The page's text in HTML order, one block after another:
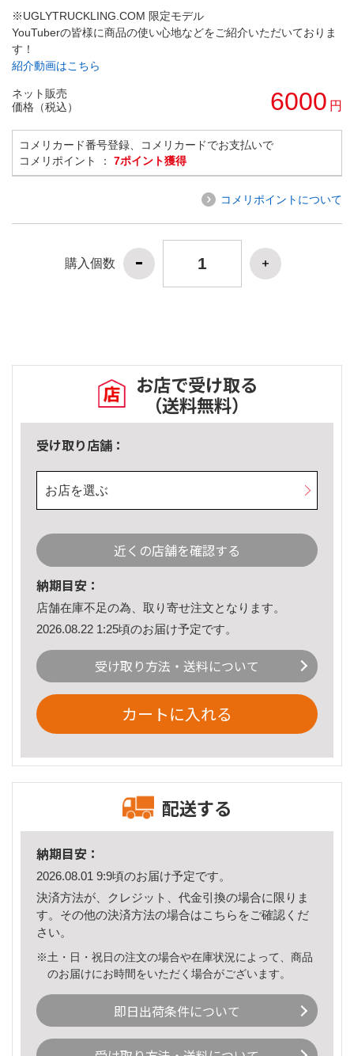
※UGLYTRUCKLING.COM 限定モデル
YouTuberの皆様に商品の使い心地などをご紹介いただいておりま
す！
紹介動画はこちら
ネット販売
価格（税込）
6000 円
コメリカード番号登録、コメリカードでお支払いで
コメリポイント ： 7ポイント獲得
コメリポイントについて
購入個数
お店で受け取る
（送料無料）
受け取り店舗：
お店を選ぶ
近くの店舗を確認する
納期目安：
店舗在庫不足の為、取り寄せ注文となります。
2026.08.22 1:25頃のお届け予定です。
受け取り方法・送料について
カートに入れる
配送する
納期目安：
2026.08.01 9:9頃のお届け予定です。
決済方法が、クレジット、代金引換の場合に限りま
す。その他の決済方法の場合はこちら をご確認くだ
さい。
※土・日・祝日の注文の場合や在庫状況によって、商品
のお届けにお時間をいただく場合がございます。
即日出荷条件について